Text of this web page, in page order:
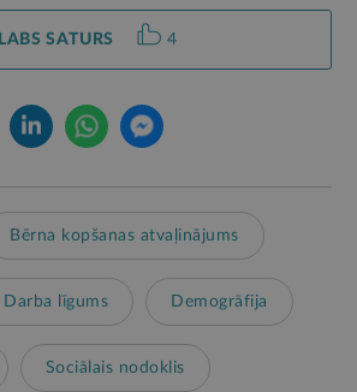
LABS SATURS 4
Bērna kopšanas atvaļinājums
Darba līgums Demogrāfija
Sociālais nodoklis